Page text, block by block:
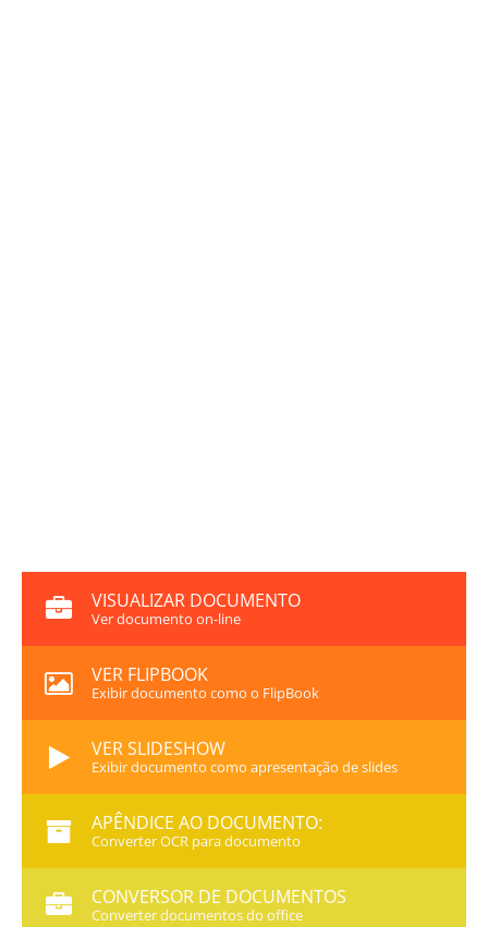
VISUALIZAR DOCUMENTO
Ver documento on-line
VER FLIPBOOK
Exibir documento como o FlipBook
VER SLIDESHOW
Exibir documento como apresentação de slides
APÊNDICE AO DOCUMENTO:
Converter OCR para documento
CONVERSOR DE DOCUMENTOS
Converter documentos do office